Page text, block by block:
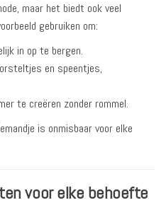
maar het biedt ook veel
gebruiken om:
in op te bergen.
en speentjes,
te creëren zonder rommel.
is onmisbaar voor elke
voor elke behoefte